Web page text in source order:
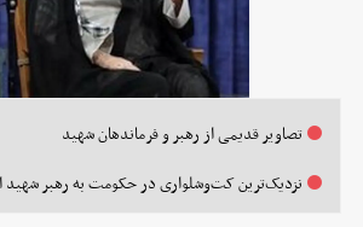
تصاویر قدیمی از رهبر و فرماندهان شهید
نزدیک‌ترین کت‌وشلواری در حکومت به رهبر شهید